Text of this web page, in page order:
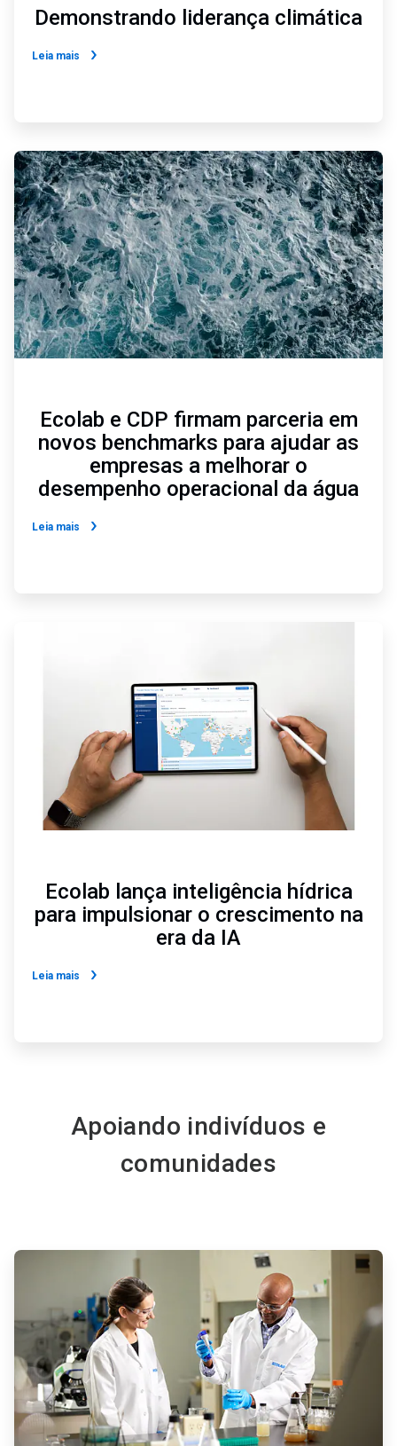
Demonstrando liderança climática
Leia mais
ArticleTile
3
de
6
Ecolab e CDP firmam parceria em
novos benchmarks para ajudar as
empresas a melhorar o
desempenho operacional da água
Leia mais
6
Ecolab lança inteligência hídrica
para impulsionar o crescimento na
era da IA
Leia mais
Apoiando indivíduos e
comunidades
de